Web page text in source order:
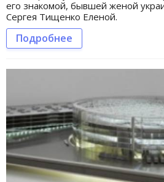
его знакомой, бывшей женой
Сергея Тищенко Еленой.
Подробнее